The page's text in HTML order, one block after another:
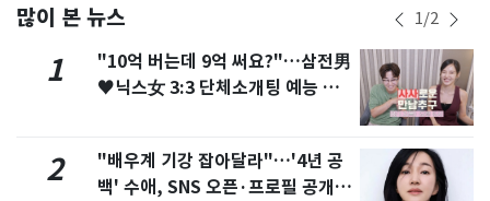
많이 본 뉴스 1/2
1
"10억 버는데 9억 써요?"…삼전男
♥닉스女 3:3 단체소개팅 예능 화
2
"배우계 기강 잡아달라"…'4년 공
백' 수애, SNS 오픈·프로필 공개